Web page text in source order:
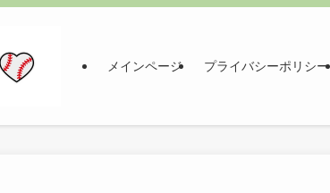
メインページ プライバシーポリシー